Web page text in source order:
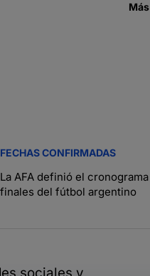
FECHAS CONFIRMADAS
La AFA definió el
finales del fútbol argentino